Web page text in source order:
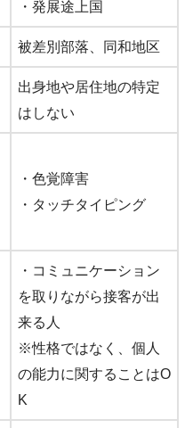
・発展途上国
被差別部落、同和地区
出身地や居住地の特定
はしない
・色覚障害
・タッチタイピング
・コミュニケーション
を取りながら接客が出
来る人
※性格ではなく、個人
の能力に関することはO
K